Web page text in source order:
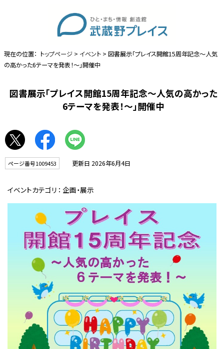
現在の位置： トップページ > イベント > 図書展示「プレイス開館15周年記念～人気
の高かった6テーマを発表！～」開催中
図書展示「プレイス開館15周年記念～人気の高かった
6テーマを発表！～」開催中
ページ番号1009453 更新日 2026年6月4日
イベントカテゴリ： 企画・展示